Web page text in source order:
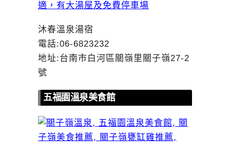
適，有大湯屋及免費停車場
沐春溫泉湯宿
電話:06-6823232
地址:台南市白河區關嶺里關子嶺27-2
號
五福園溫泉美食館